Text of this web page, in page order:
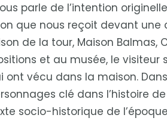
parle de l’intention
que nous reçoit devant
de la tour, Maison Balmas,
et au musée, le
vécu dans la maison.
clé dans l’histoire
socio-historique de